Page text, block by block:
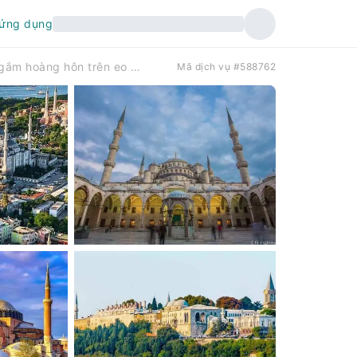
dụng
Istanbul: Tour tham quan Phố cổ có hướng dẫn và du ngoạn ngắm hoàng hôn trên eo biển Bosphorus | Thổ Nhĩ Kỳ Mã dịch vụ #588762